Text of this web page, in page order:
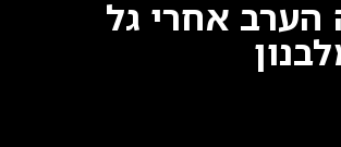
הערב אחרי גל